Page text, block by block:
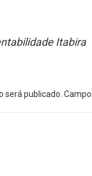
Itabira
será publicado.